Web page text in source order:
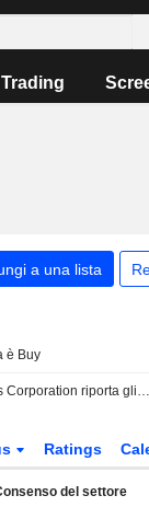
Trading
a una lista
è Buy
Saudi Basic Industries Corporation riporta gli utili per il secondo trimestre e il semestre conclusosi il 30 giugno 2026
Ratings
del settore